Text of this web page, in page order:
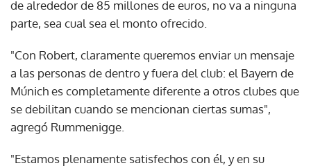
de alrededor de 85 millones de euros, no va a ninguna
parte, sea cual sea el monto ofrecido.
"Con Robert, claramente queremos enviar un mensaje
a las personas de dentro y fuera del club: el Bayern de
Múnich es completamente diferente a otros clubes que
se debilitan cuando se mencionan ciertas sumas",
agregó Rummenigge.
"Estamos plenamente satisfechos con él, y en su